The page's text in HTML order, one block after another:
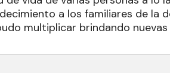
a los familiares de la
multiplicar brindando nuevas